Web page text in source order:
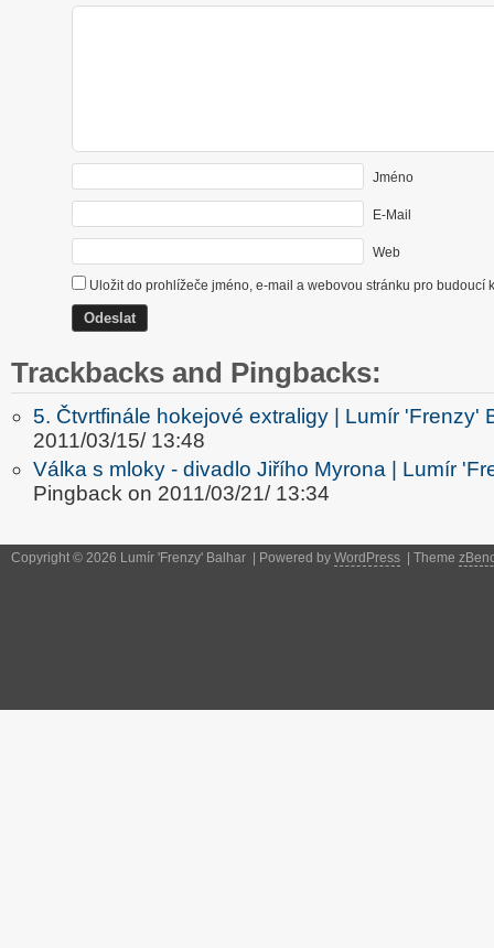
Jméno
E-Mail
Web
Uložit do prohlížeče jméno, e-mail a webovou stránku pro budoucí
Trackbacks and Pingbacks:
5. Čtvrtfinále hokejové extraligy | Lumír 'Frenzy'
2011/03/15/ 13:48
Válka s mloky - divadlo Jiřího Myrona | Lumír
Pingback on 2011/03/21/ 13:34
Copyright © 2026 Lumír 'Frenzy' Balhar | Powered by WordPress | Theme